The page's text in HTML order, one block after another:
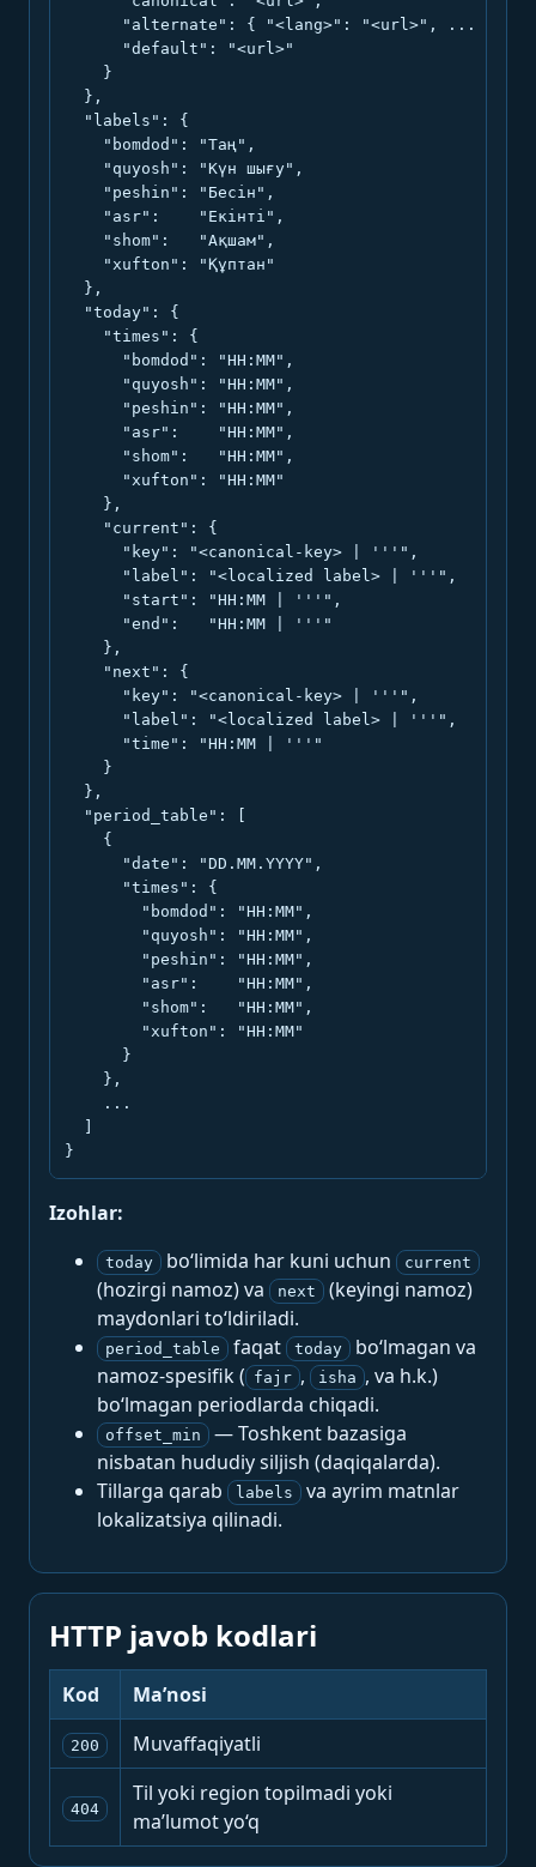
      "alternate": { "<lang>": "<url>", ... },
      "default": "<url>"
    }
  },
  "labels": {
    "bomdod": "Таң",
    "quyosh": "Күн шығу",
    "peshin": "Бесін",
    "asr":    "Екінті",
    "shom":   "Ақшам",
    "xufton": "Құптан"
  },
  "today": {
    "times": {
      "bomdod": "HH:MM",
      "quyosh": "HH:MM",
      "peshin": "HH:MM",
      "asr":    "HH:MM",
      "shom":   "HH:MM",
      "xufton": "HH:MM"
    },
    "current": {
      "key": "<canonical-key> | '''",
      "label": "<localized label> | '''",
      "start": "HH:MM | '''",
      "end":   "HH:MM | '''"
    },
    "next": {
      "key": "<canonical-key> | '''",
      "label": "<localized label> | '''",
      "time": "HH:MM | '''"
    }
  },
  "period_table": [
    {
      "date": "DD.MM.YYYY",
      "times": {
        "bomdod": "HH:MM",
        "quyosh": "HH:MM",
        "peshin": "HH:MM",
        "asr":    "HH:MM",
        "shom":   "HH:MM",
        "xufton": "HH:MM"
      }
    },
    ...
}
Izohlar:
today bo‘limida har kuni uchun current
(hozirgi namoz) va next
(keyingi namoz)
maydonlari to‘ldiriladi.
period_table faqat today
bo‘lmagan va
namoz-spesifik ( fajr , isha , va h.k.)
bo‘lmagan periodlarda chiqadi.
offset_min
— Toshkent bazasiga
nisbatan hududiy siljish (daqiqalarda).
Tillarga qarab
labels
va ayrim matnlar
lokalizatsiya qilinadi.
HTTP javob kodlari
Kod Ma’nosi
200 Muvaffaqiyatli
404
Til yoki region topilmadi yoki
ma’lumot yo‘q